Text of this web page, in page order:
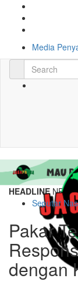
Media
HEADLINENEWS
Seputar
Pakar
dengan